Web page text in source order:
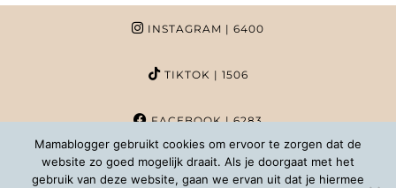
INSTAGRAM | 6400
TIKTOK | 1506
FACEBOOK| 6283
PINTEREST | 1020
Mamablogger gebruikt cookies om ervoor te zorgen dat de
website zo goed mogelijk draait. Als je doorgaat met het
gebruik van deze website, gaan we ervan uit dat je hiermee